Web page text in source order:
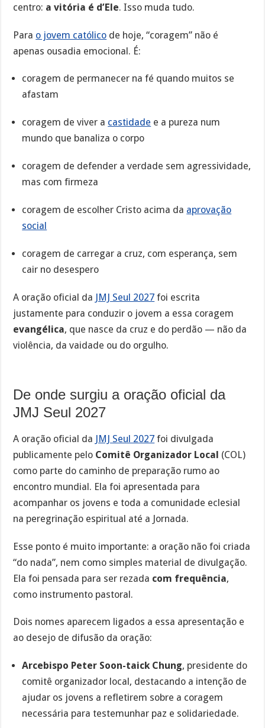
centro: a vitória é d’Ele. Isso muda tudo.
Para o jovem católico de hoje, “coragem” não é
apenas ousadia emocional. É:
coragem de permanecer na fé quando muitos se
afastam
coragem de viver a castidade e a pureza num
mundo que banaliza o corpo
coragem de defender a verdade sem agressividade,
mas com firmeza
coragem de escolher Cristo acima da aprovação
social
coragem de carregar a cruz, com esperança, sem
cair no desespero
A oração oficial da JMJ Seul 2027 foi escrita
justamente para conduzir o jovem a essa coragem
evangélica, que nasce da cruz e do perdão — não da
violência, da vaidade ou do orgulho.
De onde surgiu a oração oficial da
JMJ Seul 2027
A oração oficial da JMJ Seul 2027 foi divulgada
publicamente pelo Comitê Organizador Local (COL)
como parte do caminho de preparação rumo ao
encontro mundial. Ela foi apresentada para
acompanhar os jovens e toda a comunidade eclesial
na peregrinação espiritual até a Jornada.
Esse ponto é muito importante: a oração não foi criada
“do nada”, nem como simples material de divulgação.
Ela foi pensada para ser rezada com frequência,
como instrumento pastoral.
Dois nomes aparecem ligados a essa apresentação e
ao desejo de difusão da oração:
Arcebispo Peter Soon-taick Chung, presidente do
comitê organizador local, destacando a intenção de
ajudar os jovens a refletirem sobre a coragem
necessária para testemunhar paz e solidariedade.